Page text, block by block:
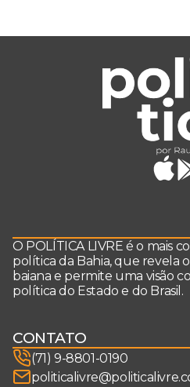
O POLÍTICA LIVRE é o mais
política da Bahia, que revela
baiana e permite uma visão
política do Estado e do Brasil.
CONTATO
(71) 9-8801-0190